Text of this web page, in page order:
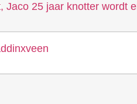
Jaco 25 jaar knotter wordt